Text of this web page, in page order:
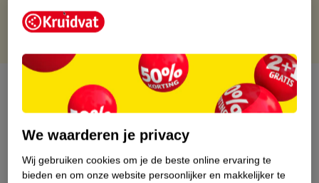
Over dit product
Etiketinformatie
We waarderen je privacy
Wij gebruiken cookies om je de beste online ervaring te
bieden en om onze website persoonlijker en makkelijker te